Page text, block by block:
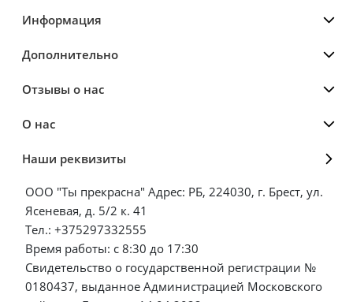
Информация
Дополнительно
Отзывы о нас
О нас
Наши реквизиты
ООО "Ты прекрасна" Адрес: РБ, 224030, г. Брест, ул.
Ясеневая, д. 5/2 к. 41
Тел.: +375297332555
Время работы: с 8:30 до 17:30
Свидетельство о государственной регистрации №
0180437, выданное Администрацией Московского